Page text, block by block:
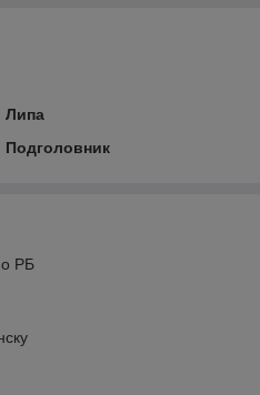
Липа
Подголовник
РБ